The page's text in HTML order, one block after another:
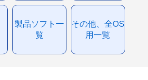
製品ソフト一
覧
その他、全OS
用一覧